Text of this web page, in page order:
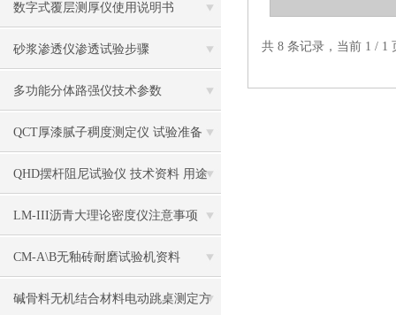
数字式覆层测厚仪使用说明书
砂浆渗透仪渗透试验步骤
多功能分体路强仪技术参数
QCT厚漆腻子稠度测定仪 试验准备
QHD摆杆阻尼试验仪 技术资料 用途
LM-III沥青大理论密度仪注意事项
CM-A\B无釉砖耐磨试验机资料
碱骨料无机结合材料电动跳桌测定方
共 8 条记录，当前 1 /